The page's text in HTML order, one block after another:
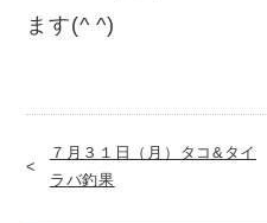
ます(^ ^)
７月３１日（月）タコ&タイ
ラバ釣果